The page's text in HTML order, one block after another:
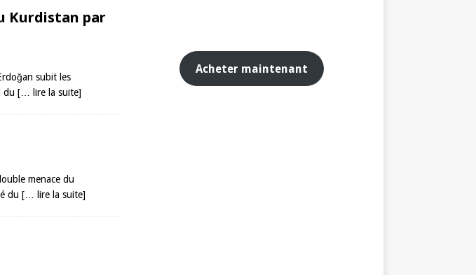
Kurdistan par
subit les
du [… lire la suite]
menace du
du [… lire la suite]
Acheter maintenant